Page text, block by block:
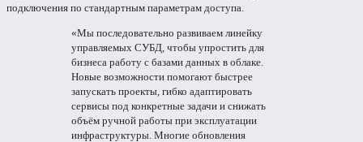
подключения по стандартным параметрам доступа.
«Мы последовательно развиваем линейку
управляемых СУБД, чтобы упростить для
бизнеса работу с базами данных в облаке.
Новые возможности помогают быстрее
запускать проекты, гибко адаптировать
сервисы под конкретные задачи и снижать
объём ручной работы при эксплуатации
инфраструктуры. Многие обновления